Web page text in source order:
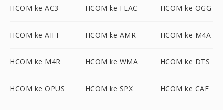
HCOM ke AC3 HCOM ke FLAC HCOM ke OGG
HCOM ke AIFF HCOM ke AMR HCOM ke M4A
HCOM ke M4R HCOM ke WMA HCOM ke DTS
HCOM ke OPUS HCOM ke SPX HCOM ke CAF